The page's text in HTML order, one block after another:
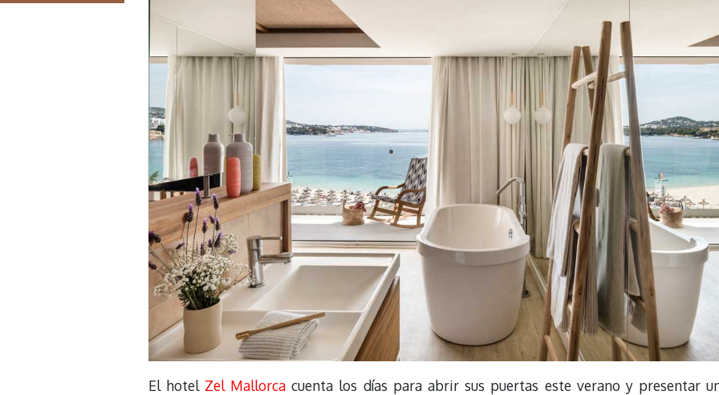
El hotel Zel Mallorca cuenta los días para abrir sus puertas este verano y presentar